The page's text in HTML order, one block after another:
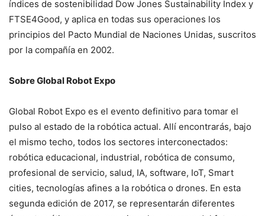
índices de sostenibilidad Dow Jones Sustainability Index y
FTSE4Good, y aplica en todas sus operaciones los
principios del Pacto Mundial de Naciones Unidas, suscritos
por la compañía en 2002.
Sobre Global Robot Expo
Global Robot Expo es el evento definitivo para tomar el
pulso al estado de la robótica actual. Allí encontrarás, bajo
el mismo techo, todos los sectores interconectados:
robótica educacional, industrial, robótica de consumo,
profesional de servicio, salud, IA, software, IoT, Smart
cities, tecnologías afines a la robótica o drones. En esta
segunda edición de 2017, se representarán diferentes